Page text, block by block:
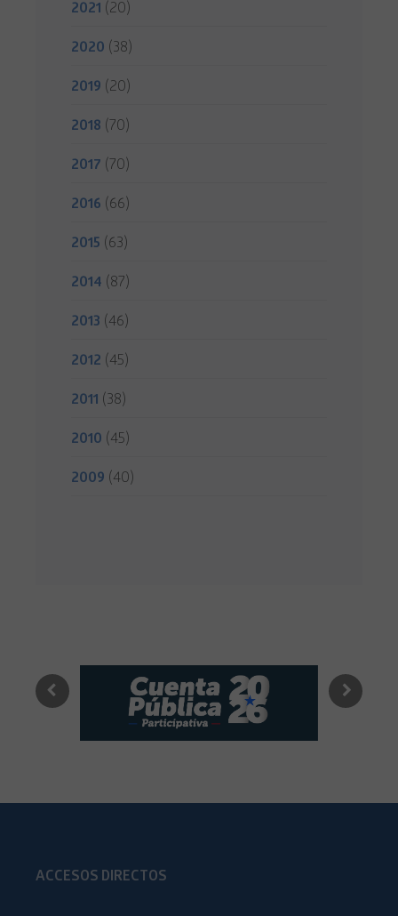
2021 (20)
2020 (38)
2019 (20)
2018 (70)
2017 (70)
2016 (66)
2015 (63)
2014 (87)
2013 (46)
2012 (45)
2011 (38)
2010 (45)
2009 (40)
ACCESOS DIRECTOS